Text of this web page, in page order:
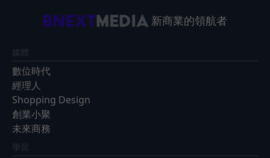
新商業的領航者
媒體
數位時代
經理人
Shopping Design
創業小聚
未來商務
學習